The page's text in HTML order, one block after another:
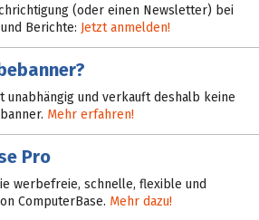
(oder einen Newsletter) bei
Berichte: Jetzt anmelden!
unabhängig und verkauft deshalb keine
Mehr erfahren!
Pro
werbefreie, schnelle, flexible und
ComputerBase. Mehr dazu!